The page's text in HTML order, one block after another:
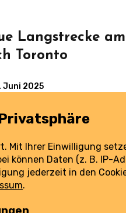
Langstrecke
Toronto
Juni 2025
und den